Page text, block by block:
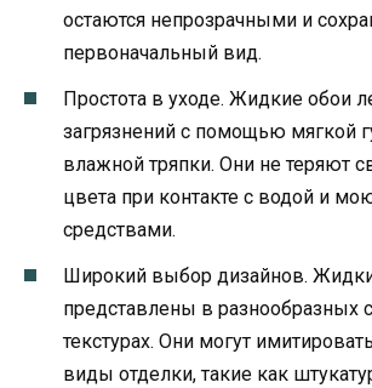
остаются непрозрачными и
первоначальный вид.
Простота в уходе. Жидкие обои
загрязнений с помощью мягкой
влажной тряпки. Они не теряют
цвета при контакте с водой и
средствами.
Широкий выбор дизайнов.
представлены в разнообразных
текстурах. Они могут
виды отделки, такие как